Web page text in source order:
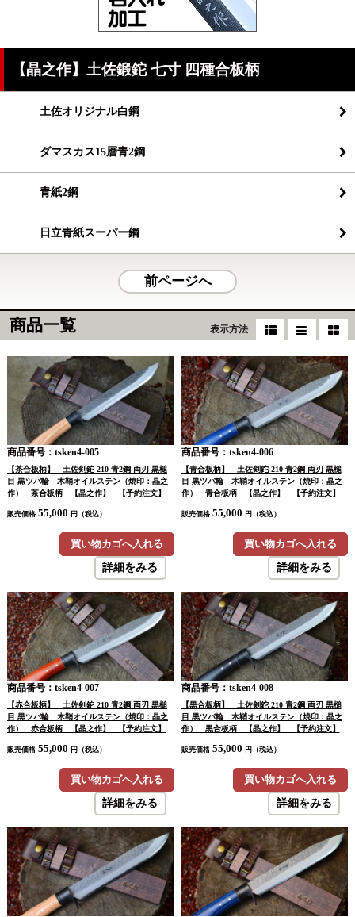
【晶之作】土佐鍛鉈 七寸 四種合板柄
土佐オリジナル白鋼
ダマスカス15層青2鋼
青紙2鋼
日立青紙スーパー鋼
前ページへ
商品一覧 表示方法
商品番号：tsken4-005
【茶合板柄】 土佐剣鉈 210 青2鋼 両刃 黒槌
目 黒ツバ輪 木鞘オイルステン（焼印：晶之
作） 茶合板柄 【晶之作】 【予約注文】
販売価格 55,000 円（税込）
買い物カゴへ入れる
詳細をみる
商品番号：tsken4-006
【青合板柄】 土佐剣鉈 210 青2鋼 両刃 黒槌
目 黒ツバ輪 木鞘オイルステン（焼印：晶之
作） 青合板柄 【晶之作】 【予約注文】
販売価格 55,000 円（税込）
買い物カゴへ入れる
詳細をみる
商品番号：tsken4-007
【赤合板柄】 土佐剣鉈 210 青2鋼 両刃 黒槌
目 黒ツバ輪 木鞘オイルステン（焼印：晶之
作） 赤合板柄 【晶之作】 【予約注文】
販売価格 55,000 円（税込）
買い物カゴへ入れる
詳細をみる
商品番号：tsken4-008
【黒合板柄】 土佐剣鉈 210 青2鋼 両刃 黒槌
目 黒ツバ輪 木鞘オイルステン（焼印：晶之
作） 黒合板柄 【晶之作】 【予約注文】
販売価格 55,000 円（税込）
買い物カゴへ入れる
詳細をみる